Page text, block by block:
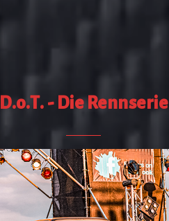
D.o.T. - Die Rennserie